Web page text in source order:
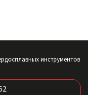
инструментов